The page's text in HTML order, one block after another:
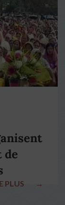
de
PLUS →